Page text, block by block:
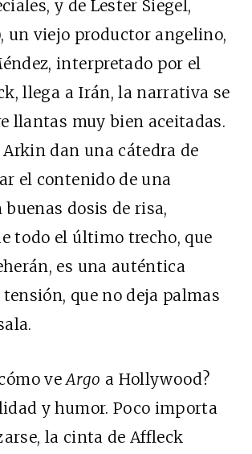
y de Lester Siegel,
un viejo productor angelino,
interpretado por el
llega a Irán, la narrativa se
llantas muy bien aceitadas.
dan una cátedra de
el contenido de una
dosis de risa,
todo el último trecho, que
es una auténtica
que no deja palmas
veArgo a Hollywood?
y humor. Poco importa
la cinta de Affleck